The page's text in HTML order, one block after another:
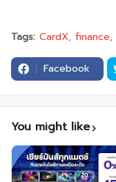
Tags: CardX finance
Facebook
You might like